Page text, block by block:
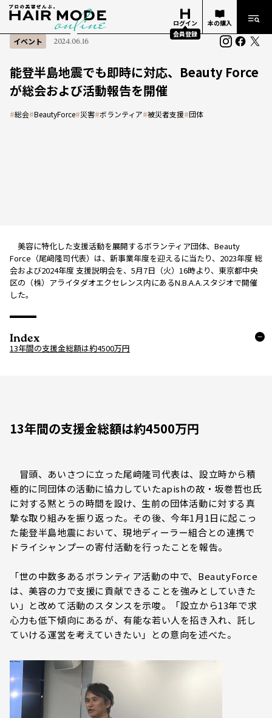
ログイン
会員登録
本の購入
イベント 2024.06.16
能登半島地震でも即時に対応、Beauty Force
が総会および活動報告を開催
#総会#BeautyForce#災害#ボランティア#被災者支援#団体
美容に特化した支援活動を展開するボランティア団体、Beauty
Force（尾﨑隆司代表）は、新事業年度を迎えるに当たり、2023年度 総
会および2024年度 支援説明会を、5月7日（火）16時より、東京都中央
区の（株）アライタダオエクセレンス内にあるN.B.A.A.スタジオで開催
した。
Index
13年間の支援金総額は約4500万円
13年間の支援金総額は約4500万円
冒頭、あいさつに立った尾﨑隆司代表は、設立時から積
極的に同団体の活動に協力していたapishの故・坂巻哲也氏
に対する黙とうの時間を設け、生前の団体活動に対する真
摯な取り組みを振り返った。その後、今年1月1日に起こっ
た能登半島地震において、現地ディーラー組合との連携で
ドライシャンプーの寄付活動を行ったことを報告。
「世の中数多あるボランティア活動の中で、BeautyForce
は、美容の力で支援に貢献できることを強みとしていきた
い」と改めて活動のスタンスを示唆。「設立から13年で求
心力も低下傾向にあるが、有能な若い人を招き入れ、託し
ていける運営を考えていきたい」との意向を述べた。